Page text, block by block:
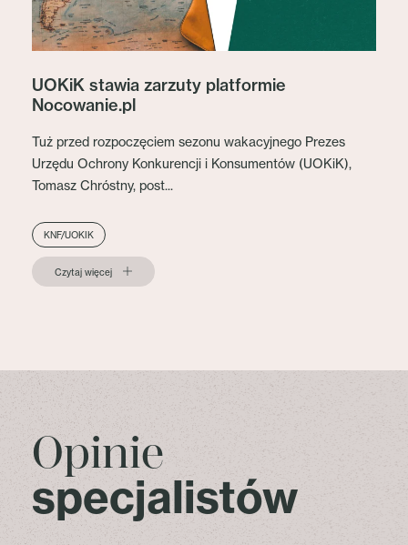
UOKiK stawia zarzuty platformie
Nocowanie.pl
Tuż przed rozpoczęciem sezonu wakacyjnego Prezes
Urzędu Ochrony Konkurencji i Konsumentów (UOKiK),
Tomasz Chróstny, post...
KNF/UOKIK
Czytaj więcej
Opinie
specjalistów